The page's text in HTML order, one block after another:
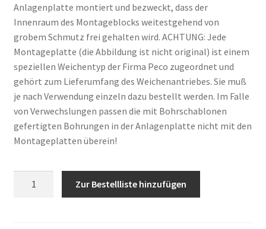
Anlagenplatte montiert und bezweckt, dass der
Innenraum des Montageblocks weitestgehend von
grobem Schmutz frei gehalten wird. ACHTUNG: Jede
Montageplatte (die Abbildung ist nicht original) ist einem
speziellen Weichentyp der Firma Peco zugeordnet und
gehört zum Lieferumfang des Weichenantriebes. Sie muß
je nach Verwendung einzeln dazu bestellt werden. Im Falle
von Verwechslungen passen die mit Bohrschablonen
gefertigten Bohrungen in der Anlagenplatte nicht mit den
Montageplatten überein!
Anzahl Zur Bestellliste hinzufügen